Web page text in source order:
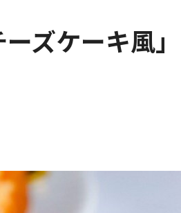
ズケーキ風